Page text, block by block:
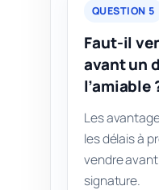
QUESTION 5
Faut-il
avant un
l’amiable
Les
les délais à
vendre
signature.